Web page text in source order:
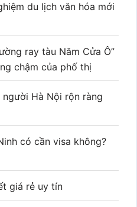
du lịch văn hóa mới
ray tàu Năm Cửa Ô”
chậm của phố thị
người Hà Nội rộn ràng
có cần visa không?
giá rẻ uy tín